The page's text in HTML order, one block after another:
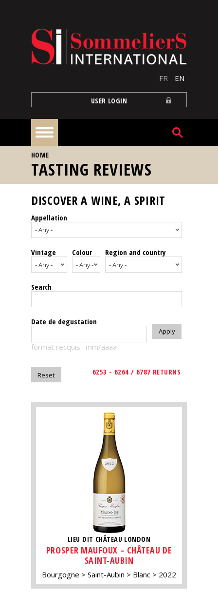
FR EN
USER LOGIN
Home
Our
events
Spirits
Tasting
reviews
The
magazine
Magazine
YOU ARE HERE
HOME
TASTING REVIEWS
DISCOVER A WINE, A SPIRIT
Appellation
Vintage Colour Region and country
Search
Date de degustation
format recquis : mm/aaaa
6253 - 6264 / 6787 RETURNS
LIEU DIT CHÂTEAU LONDON
PROSPER MAUFOUX – CHÂTEAU DE
SAINT-AUBIN
Bourgogne Saint-Aubin Blanc 2022